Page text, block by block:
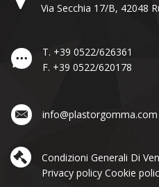
Via Secchia 17/B, 42048
T. +39 0522/626361
F. +39 0522/620178
info@plastorgomma.com
Condizioni Generali Di
Privacy policy Cookie